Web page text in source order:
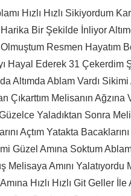
Hızlı Hızlı Sikiyordum
Bir Şekilde İnliyor
Resmen Hayatım
Hayal Ederek 31 Çekerdim
Altımda Ablam Vardı Sikimi
Çıkarttım Melisanın Ağzına
Yaladıktan Sonra
Açtım Yatakta Bacaklarını
Güzel Amına Soktum
Melisaya Amını Yalatıyordu
Hızlı Hızlı Git Geller İle